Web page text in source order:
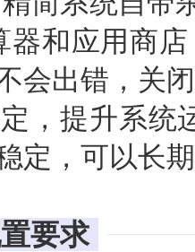
器和应用商
会出错，关
，提升系统
定，可以长
要求